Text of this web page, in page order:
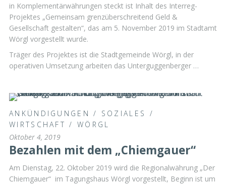
in Komplementärwährungen steckt ist Inhalt des Interreg-
Projektes „Gemeinsam grenzüberschreitend Geld &
Gesellschaft gestalten“, das am 5. November 2019 im Stadtamt
Wörgl vorgestellt wurde.
Träger des Projektes ist die Stadtgemeinde Wörgl, in der
operativen Umsetzung arbeiten das Unterguggenberger …
ANKÜNDIGUNGEN / SOZIALES
/
WIRTSCHAFT / WÖRGL
Oktober 4, 2019
Bezahlen mit dem „Chiemgauer“
Am Dienstag, 22. Oktober 2019 wird die Regionalwährung „Der
Chiemgauer“ im Tagungshaus Wörgl vorgestellt, Beginn ist um